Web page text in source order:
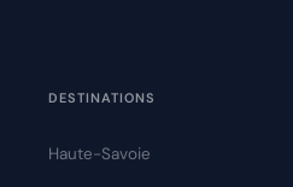
DESTINATIONS
Haute-Savoie